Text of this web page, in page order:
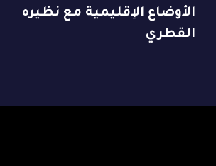
الأوضاع الإقليمية مع نظيره
القطري